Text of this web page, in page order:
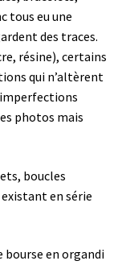
tous eu une
des traces.
résine), certains
qui n’altèrent
photos mais
boucles
en série
bourse en organdi